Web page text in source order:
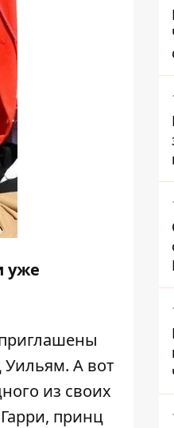
уже
Уильям. А вот
из своих
принц